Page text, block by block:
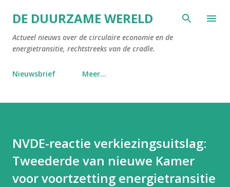
Doorgaan naar hoofdcontent
DE DUURZAME WERELD
Actueel nieuws over de circulaire economie en de
energietransitie, rechtstreeks van de cradle.
Nieuwsbrief Meer…
NVDE-reactie verkiezingsuitslag:
Tweederde van nieuwe Kamer
voor voortzetting energietransitie